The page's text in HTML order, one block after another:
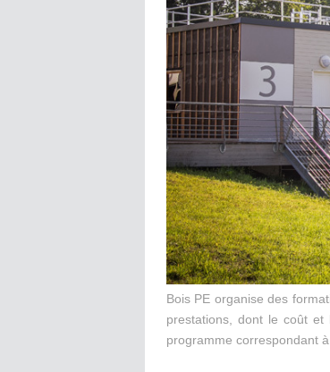
Bois PE organise des
prestations, dont le coût et
programme correspondant à